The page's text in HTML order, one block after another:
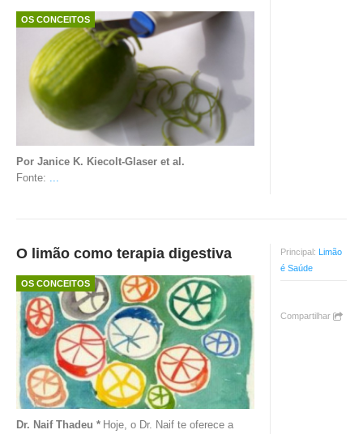
OS CONCEITOS
Por Janice K. Kiecolt-Glaser et al.
Fonte:
O limão como terapia digestiva
OS CONCEITOS
Dr. Naif Thadeu * Hoje, o Dr. Naif te oferece a
Principal: Limão
é Saúde
Compartilhar